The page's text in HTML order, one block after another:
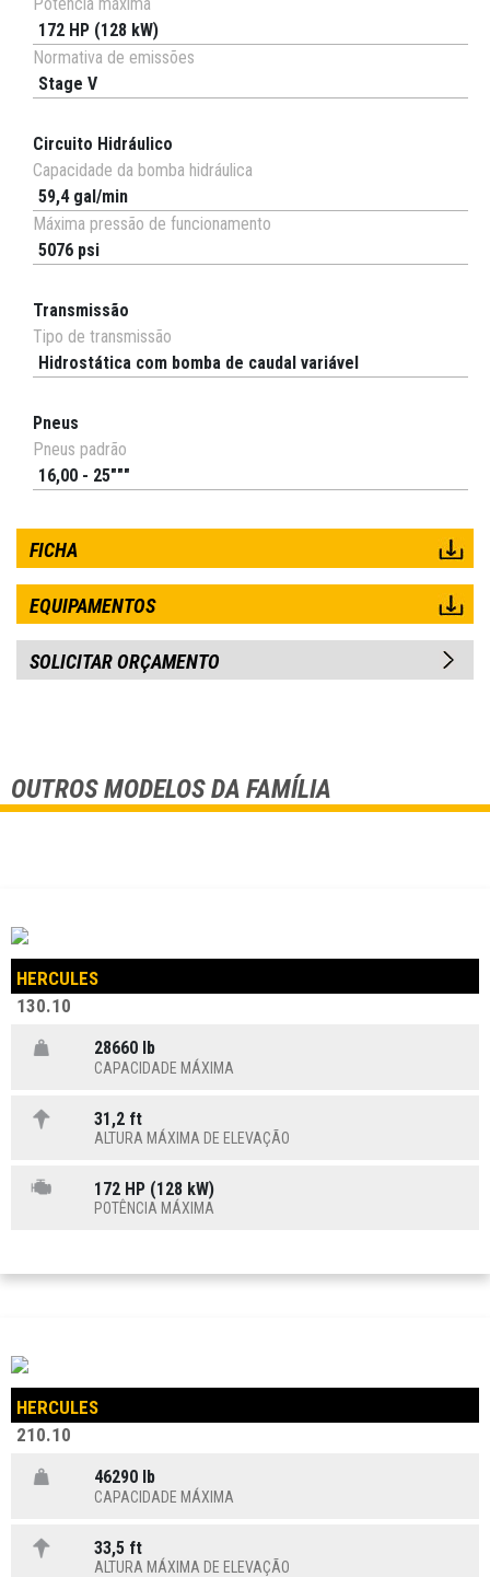
Potência máxima
172 HP (128 kW)
Normativa de emissões
Stage V
Circuito Hidráulico
Capacidade da bomba hidráulica
59,4 gal/min
Máxima pressão de funcionamento
5076 psi
Transmissão
Tipo de transmissão
Hidrostática com bomba de caudal variável
Pneus
Pneus padrão
16,00 - 25"""
FICHA
EQUIPAMENTOS
SOLICITAR ORÇAMENTO
OUTROS MODELOS DA FAMÍLIA
HERCULES
130.10
28660 lb
CAPACIDADE MÁXIMA
31,2 ft
ALTURA MÁXIMA DE ELEVAÇÃO
172 HP (128 kW)
POTÊNCIA MÁXIMA
HERCULES
210.10
46290 lb
CAPACIDADE MÁXIMA
33,5 ft
ALTURA MÁXIMA DE ELEVAÇÃO